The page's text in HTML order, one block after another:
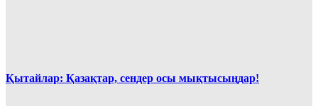
Қытайлар: Қазақтар, сендер осы мықтысыңдар!